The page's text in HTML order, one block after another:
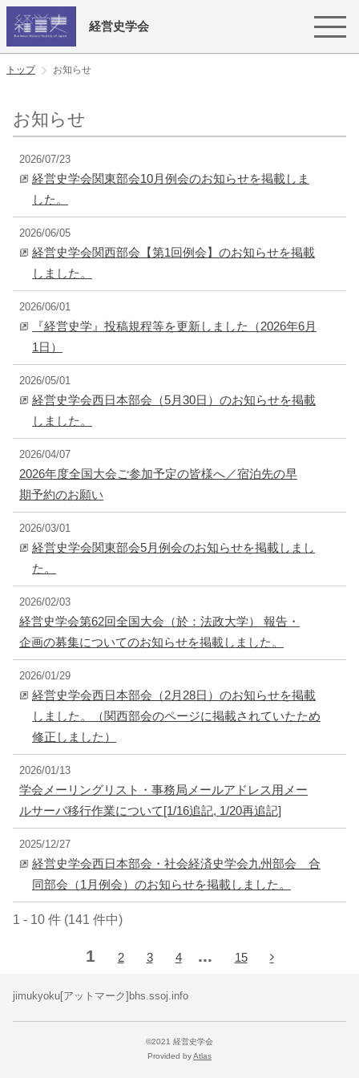
経営史学会
トップ お知らせ
お知らせ
2026/07/23
経営史学会関東部会10月例会のお知らせを掲載しま
した。
2026/06/05
経営史学会関西部会【第1回例会】のお知らせを掲載
しました。
2026/06/01
『経営史学』投稿規程等を更新しました（2026年6月
1日）
2026/05/01
経営史学会西日本部会（5月30日）のお知らせを掲載
しました。
2026/04/07
2026年度全国大会ご参加予定の皆様へ／宿泊先の早
期予約のお願い
2026/03/01
経営史学会関東部会5月例会のお知らせを掲載しまし
た。
2026/02/03
経営史学会第62回全国大会（於：法政大学） 報告・
企画の募集についてのお知らせを掲載しました。
2026/01/29
経営史学会西日本部会（2月28日）のお知らせを掲載
しました。（関西部会のページに掲載されていたため
修正しました）
2026/01/13
学会メーリングリスト・事務局メールアドレス用メー
ルサーバ移行作業について[1/16追記, 1/20再追記]
2025/12/27
経営史学会西日本部会・社会経済史学会九州部会 合
同部会（1月例会）のお知らせを掲載しました。
1 - 10 件 (141 件中)
1 2 3 4 ... 15
jimukyoku[アットマーク]bhs.ssoj.info
©2021 経営史学会
Provided byAtlas